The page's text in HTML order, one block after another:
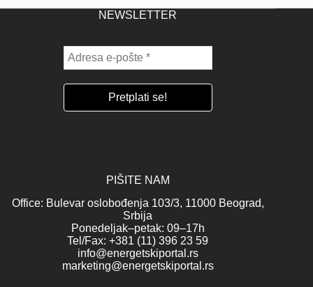
NEWSLETTER
PIŠITE NAM
Office: Bulevar oslobođenja 103/3, 11000 Beograd,
Srbija
Ponedeljak–petak: 09–17h
Tel/Fax: +381 (11) 396 23 59
info@energetskiportal.rs
marketing@energetskiportal.rs